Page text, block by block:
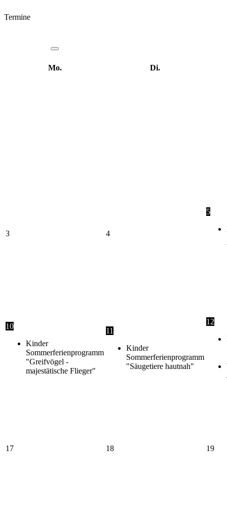
Termine
Mo. Di.
3 4
5
10
Kinder
Sommerferienprogramm
"Greifvögel -
majestätische Flieger"
11
Kinder
Sommerferienprogramm
"Säugetiere hautnah"
12
17 18 19